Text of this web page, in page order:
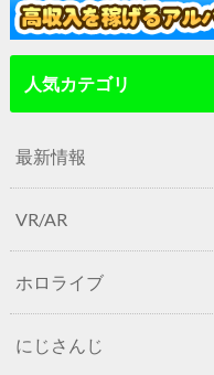
人気カテゴリ
最新情報
VR/AR
ホロライブ
にじさんじ